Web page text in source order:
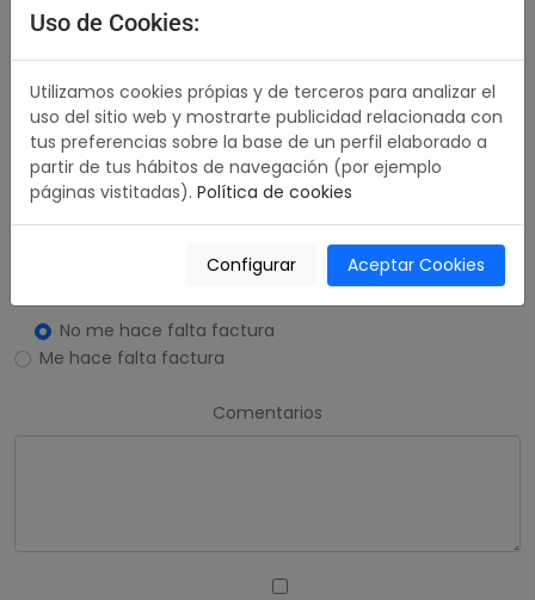
Datos del Remitente:
Su Nombre
+1
No me hace falta factura
Me hace falta factura
Comentarios
Uso de Cookies:
Utilizamos cookies própias y de terceros para analizar el
uso del sitio web y mostrarte publicidad relacionada con
tus preferencias sobre la base de un perfil elaborado a
partir de tus hábitos de navegación (por ejemplo
páginas vistitadas). Política de cookies
Configurar Aceptar Cookies